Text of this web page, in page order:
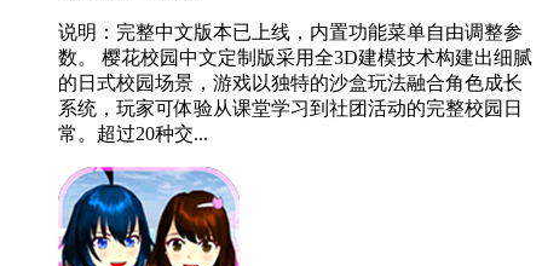
说明：完整中文版本已上线，内置功能菜单自由调整参
数。 樱花校园中文定制版采用全3D建模技术构建出细腻
的日式校园场景，游戏以独特的沙盒玩法融合角色成长
系统，玩家可体验从课堂学习到社团活动的完整校园日
常。超过20种交...